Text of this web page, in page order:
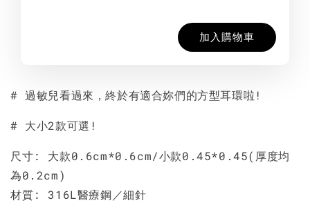
加入購物車
# 過敏兒看過來，終於有適合妳們的方型耳環啦!
# 大小2款可選!
尺寸: 大款0.6cm*0.6cm/小款0.45*0.45(厚度均
為0.2cm)
材質: 316L醫療鋼／細針